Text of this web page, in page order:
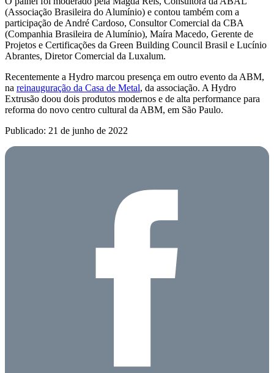
(Associação Brasileira do Alumínio) e contou também com a
participação de André Cardoso, Consultor Comercial da CBA
(Companhia Brasileira de Alumínio), Maíra Macedo, Gerente de
Projetos e Certificações da Green Building Council Brasil e Lucínio
Abrantes, Diretor Comercial da Luxalum.
Recentemente a Hydro marcou presença em outro evento da ABM,
na reinauguração da Casa de Metal, da associação. A Hydro
Extrusão doou dois produtos modernos e de alta performance para
reforma do novo centro cultural da ABM, em São Paulo.
Publicado: 21 de junho de 2022